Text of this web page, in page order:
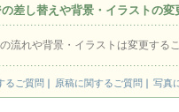
差し替えや背景・イラストの
流れや背景・イラストは変更する
るご質問 原稿に関するご質問 写真